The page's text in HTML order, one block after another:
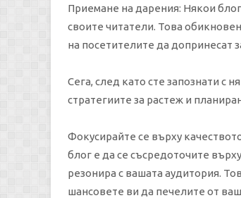
Приемане на дарения: Някои
своите читатели. Това
на посетителите да допринесат
Сега, след като сте запознати с
стратегиите за растеж и
Фокусирайте се върху
блог е да се съсредоточите
резонира с вашата аудитория.
шансовете ви да печелите от